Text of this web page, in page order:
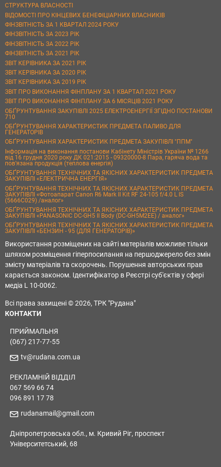
СТРУКТУРА ВЛАСНОСТІ
ВІДОМОСТІ ПРО КІНЦЕВИХ БЕНЕФІЦІАРНИХ ВЛАСНИКІВ
ФІНЗВІТНІСТЬ ЗА 1 КВАРТАЛ 2024 РОКУ
ФІНЗВІТНІСТЬ ЗА 2023 РІК
ФІНЗВІТНІСТЬ ЗА 2022 РІК
ФІНЗВІТНІСТЬ ЗА 2021 РІК
ЗВІТ КЕРІВНИКА ЗА 2021 РІК
ЗВІТ КЕРІВНИКА ЗА 2020 РІК
ЗВІТ КЕРІВНИКА ЗА 2019 РІК
ЗВІТ ПРО ВИКОНАННЯ ФІНПЛАНУ ЗА 1 КВАРТАЛ 2021 РОКУ
ЗВІТ ПРО ВИКОНАННЯ ФІНПЛАНУ ЗА 6 МІСЯЦІВ 2021 РОКУ
ОБҐРУНТУВАННЯ ЗАКУПІВЛІ 2025 ЕЛЕКТРОЕНЕРГІЇ ЗГІДНО ПОСТАНОВИ
710
ОБҐРУНТУВАННЯ ХАРАКТЕРИСТИК ПРЕДМЕТА ПАЛИВО ДЛЯ
ГЕНЕРАТОРІВ
ОБҐРУНТУВАННЯ ХАРАКТЕРИСТИК ПРЕДМЕТА ЗАКУПІВЛІ "ППМ"
Інформація на виконання постанови Кабінету Міністрів України № 1266
від 16 грудня 2020 року ДК 021:2015 - 09320000-8 Пара, гаряча вода та
пов’язана продукція (теплова енергія)
ОБҐРУНТУВАННЯ ТЕХНІЧНИХ ТА ЯКІСНИХ ХАРАКТЕРИСТИК ПРЕДМЕТА
ЗАКУПІВЛІ «ЕЛЕКТРИЧНА ЕНЕРГІЯ»
ОБҐРУНТУВАННЯ ТЕХНІЧНИХ ТА ЯКІСНИХ ХАРАКТЕРИСТИК ПРЕДМЕТА
ЗАКУПІВЛІ «Фотоапарат Canon R6 Mark II Kit RF 24-105 f/4.0 L IS
(5666C029) /аналог»
ОБҐРУНТУВАННЯ ТЕХНІЧНИХ ТА ЯКІСНИХ ХАРАКТЕРИСТИК ПРЕДМЕТА
ЗАКУПІВЛІ «PANASONIC DC-GH5 II Body (DC-GH5M2EE) / аналог»
ОБҐРУНТУВАННЯ ТЕХНІЧНИХ ТА ЯКІСНИХ ХАРАКТЕРИСТИК ПРЕДМЕТА
ЗАКУПІВЛІ «БЕНЗИН - 95 (ДЛЯ ГЕНЕРАТОРІВ)»
Використання розміщених на сайті матеріалів можливе тільки
шляхом розміщення гіперпосилання на першоджерело без змін
змісту матеріалів та скорочень. Порушення авторських прав
карається законом. Ідентифікатор в Реєстрі суб'єктів у сфері
медіа L 10-0062.
Всі права захищені © 2026, ТРК "Рудана"
КОНТАКТИ
ПРИЙМАЛЬНЯ
(067) 217-77-55
tv@rudana.com.ua
РЕКЛАМНІЙ ВІДДІЛ
067 569 66 74
096 891 17 78
rudanamail@gmail.com
Дніпропетровська обл., м. Кривий Ріг, проспект
Університетський, 68